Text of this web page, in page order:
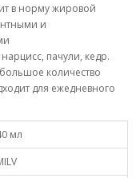
в норму жировой
и
пачули, кедр.
количество
для ежедневного
мл